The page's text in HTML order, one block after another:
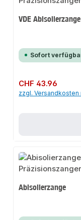
VDE Abisolierzange
Sofort
Regulärer Preis:
CHF 43.96
zzgl. Versandkosten
Abisolierzange